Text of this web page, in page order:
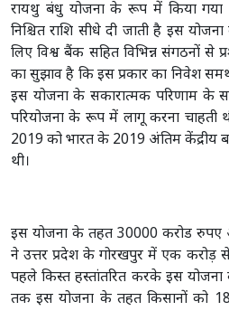
रायथु बंधु योजना के रूप में किया गया
निश्चित राशि सीधे दी जाती है इस
लिए विश्व बैंक सहित विभिन्न संगठनों से
का सुझाव है कि इस प्रकार का निवेश
इस योजना के सकारात्मक परिणाम के
परियोजना के रूप में लागू करना चाहती
2019 को भारत के 2019 अंतिम केंद्रीय
थी।
इस योजना के तहत 30000 करोड रुपए
ने उत्तर प्रदेश के गोरखपुर में एक करोड़
पहले किस्त हस्तांतरित करके इस
तक इस योजना के तहत किसानों को